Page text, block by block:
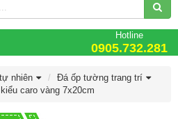
Hotline
0905.732.281
nhiên
Đá ốp tường trang trí
caro vàng 7x20cm